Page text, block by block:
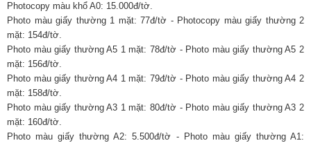
Photocopy màu khổ A0: 15.000đ/tờ.
Photo màu giấy thường 1 mặt: 77đ/tờ - Photocopy màu giấy thường 2
mặt: 154đ/tờ.
Photo màu giấy thường A5 1 mặt: 78đ/tờ - Photo màu giấy thường A5 2
mặt: 156đ/tờ.
Photo màu giấy thường A4 1 mặt: 79đ/tờ - Photo màu giấy thường A4 2
mặt: 158đ/tờ.
Photo màu giấy thường A3 1 mặt: 80đ/tờ - Photo màu giấy thường A3 2
mặt: 160đ/tờ.
Photo màu giấy thường A2: 5.500đ/tờ - Photo màu giấy thường A1: